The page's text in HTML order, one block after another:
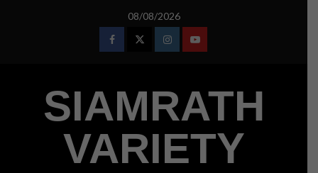
08/08/2026
FacebookTwitterInstagramYoutube
SIAMRATH
VARIETY